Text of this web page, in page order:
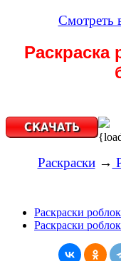
Смотреть
Раскраска
Раскраски→
Раскраски
Раскраски